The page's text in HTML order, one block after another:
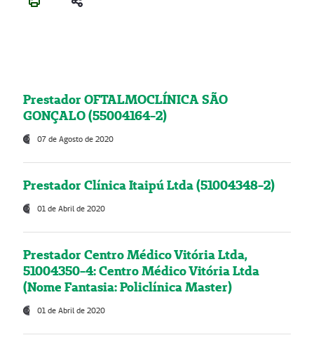
Prestador OFTALMOCLÍNICA SÃO
GONÇALO (55004164-2)
07 de Agosto de 2020
Prestador Clínica Itaipú Ltda (51004348-2)
01 de Abril de 2020
Prestador Centro Médico Vitória Ltda,
51004350-4: Centro Médico Vitória Ltda
(Nome Fantasia: Policlínica Master)
01 de Abril de 2020